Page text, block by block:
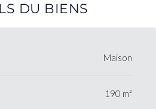
DU BIENS
Maison
190 m²